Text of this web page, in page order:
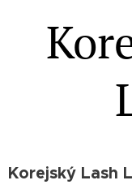
Korejský Lash